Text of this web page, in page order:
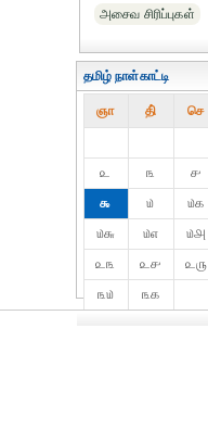
அசைவ சிரிப்புகள்
தமிழ் நாள்காட்டி
ஞா தி் செ
௨
௩ ௪
௯
௰ ௰௧
௰௬
௰௭ ௰௮
௨௩
௨௪ ௨௫
௩௰
௩௧